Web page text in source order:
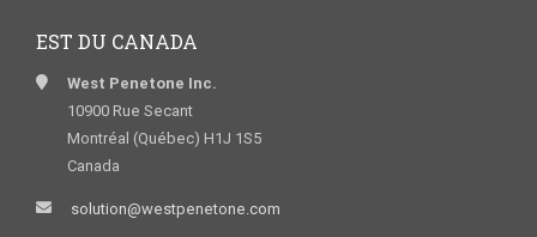
EST DU CANADA
West Penetone Inc.
10900 Rue Secant
Montréal (Québec) H1J 1S5
Canada
solution@westpenetone.com